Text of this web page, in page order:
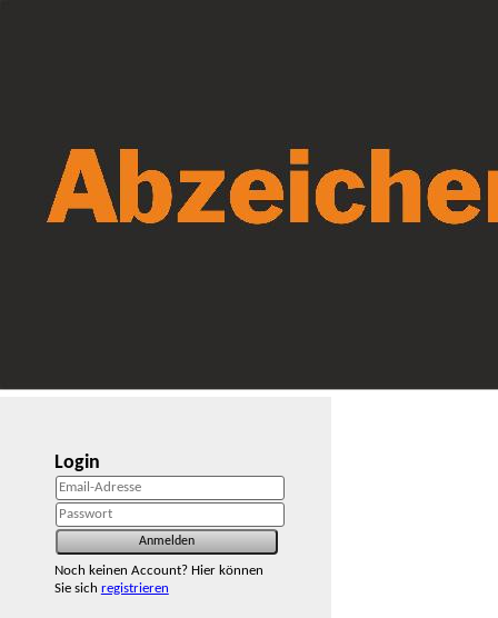
Login
Noch keinen Account? Hier können
Sie sich registrieren